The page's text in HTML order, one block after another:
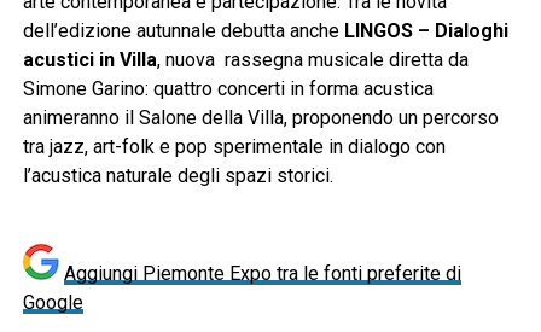
dell’edizione autunnale debutta anche LINGOS – Dialoghi
acustici in Villa, nuova rassegna musicale diretta da
Simone Garino: quattro concerti in forma acustica
animeranno il Salone della Villa, proponendo un percorso
tra jazz, art-folk e pop sperimentale in dialogo con
l’acustica naturale degli spazi storici.
Aggiungi Piemonte Expo tra le fonti preferite di
Google